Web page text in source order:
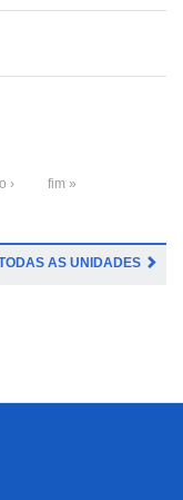
› fim »
AS UNIDADES